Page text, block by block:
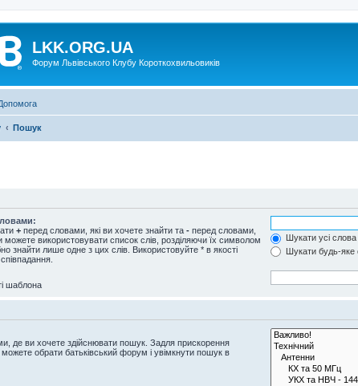
LKK.ORG.UA
Форум Львівського Клубу Короткохвильовиків
Пошук
+ перед словами, які ви хочете знайти та - перед словами,
можете використовувати список слів, розділяючи їх символом
знайти лише одне з цих слів. Використовуйте * в якості
Шукати усі
Шукати будь-яке
шаблона
де ви хочете здійснювати пошук. Задля прискорення
обрати батьківський форум і увімкнути пошук в